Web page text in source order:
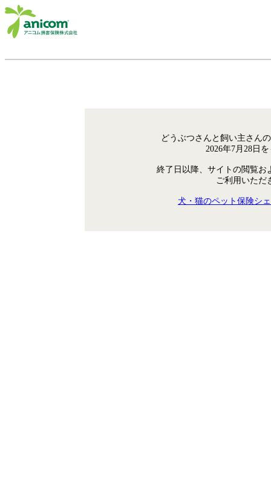
どうぶつさんと飼い主さん
2026年7月28日
終了日以降、サイトの閲覧お
ご利用いただ
犬・猫のペット保険シ